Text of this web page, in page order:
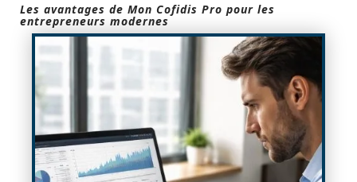
Les avantages de Mon Cofidis Pro pour les
entrepreneurs modernes